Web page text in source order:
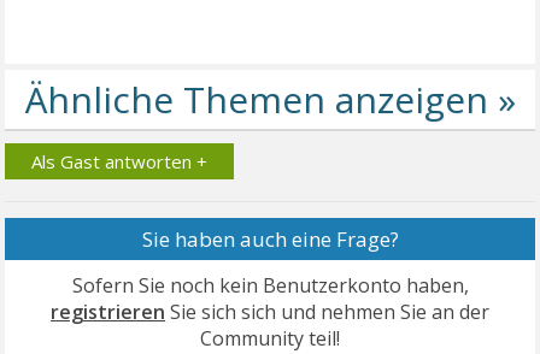
Als Gast antworten +
Sie haben auch eine Frage?
Sofern Sie noch kein Benutzerkonto haben,
registrieren Sie sich sich und nehmen Sie an der
Community teil!